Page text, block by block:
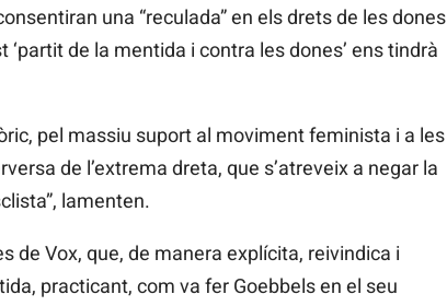
una “reculada” en els drets de les dones
de la mentida i contra les dones’ ens tindrà
pel massiu suport al moviment feminista i a les
de l’extrema dreta, que s’atreveix a negar la
lamenten.
de Vox, que, de manera explícita, reivindica i
practicant, com va fer Goebbels en el seu